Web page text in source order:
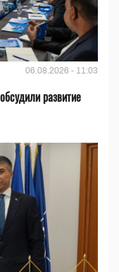
06.08.2026 - 11:03
развитие